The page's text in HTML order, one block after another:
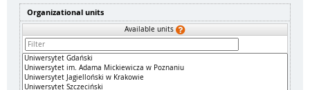
Organizational units
Available units